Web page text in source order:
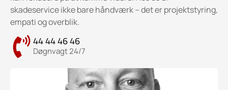
skadeservice ikke bare håndværk – det er projektstyring,
empati og overblik.
44 44 46 46
Døgnvagt 24/7